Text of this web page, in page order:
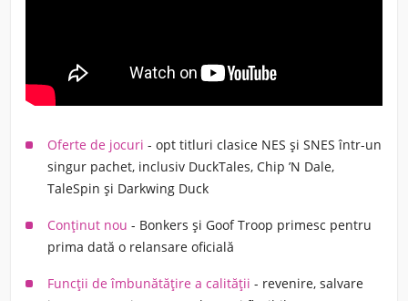
Oferte de jocuri - opt titluri clasice NES și SNES într-un
singur pachet, inclusiv DuckTales, Chip ’N Dale,
TaleSpin și Darkwing Duck
Conținut nou - Bonkers și Goof Troop primesc pentru
prima dată o relansare oficială
Funcții de îmbunătățire a calității - revenire, salvare